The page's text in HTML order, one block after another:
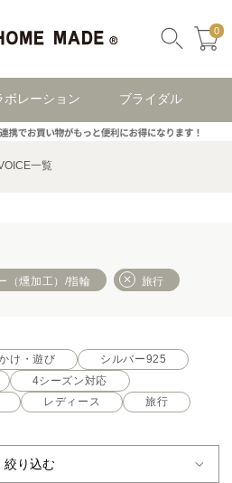
0
ボレーション ブライダル
一覧
（燻加工）/指輪 旅行
け・遊び
シルバー925
4シーズン対応
レディース 旅行
絞り込む